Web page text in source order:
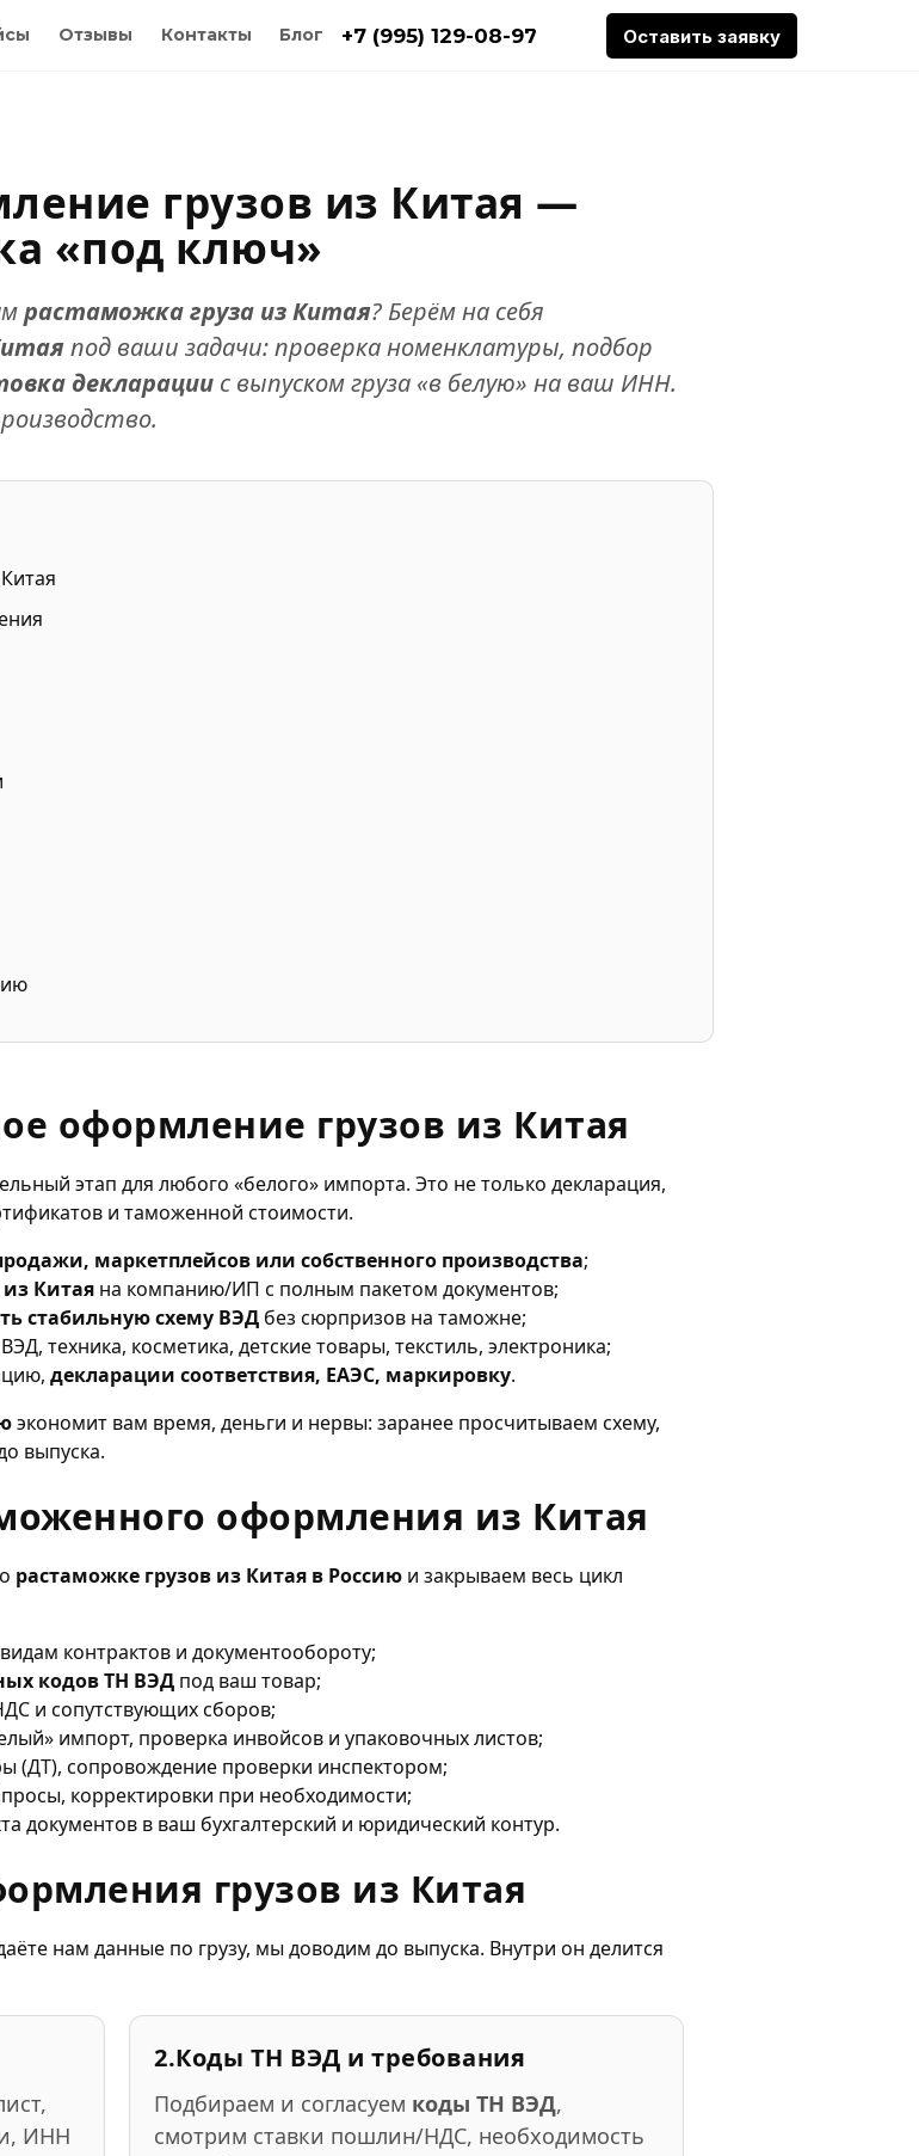
Оставить заявку
+7 (995) 129-08-97
Отзывы Контакты Блог
грузов из Китая —
«под ключ»
растаможка груза из Китая? Берём на себя
под ваши задачи: проверка номенклатуры, подбор
декларации с выпуском груза «в белую» на ваш ИНН.
оформление грузов из Китая
этап для любого «белого» импорта. Это не только декларация,
и таможенной стоимости.
маркетплейсов или собственного производства;
Китая на компанию/ИП с полным пакетом документов;
стабильную схему ВЭД без сюрпризов на таможне;
техника, косметика, детские товары, текстиль, электроника;
декларации соответствия, ЕАЭС, маркировку.
экономит вам время, деньги и нервы: заранее просчитываем схему,
выпуска.
оформления из Китая
растаможке грузов из Китая в Россию и закрываем весь цикл
контрактов и документообороту;
кодов ТН ВЭД под ваш товар;
и сопутствующих сборов;
импорт, проверка инвойсов и упаковочных листов;
(ДТ), сопровождение проверки инспектором;
корректировки при необходимости;
документов в ваш бухгалтерский и юридический контур.
грузов из Китая
нам данные по грузу, мы доводим до выпуска. Внутри он делится
ИНН
2.Коды ТН ВЭД и требования
Подбираем и согласуем коды ТН ВЭД,
смотрим ставки пошлин/НДС, необходимость